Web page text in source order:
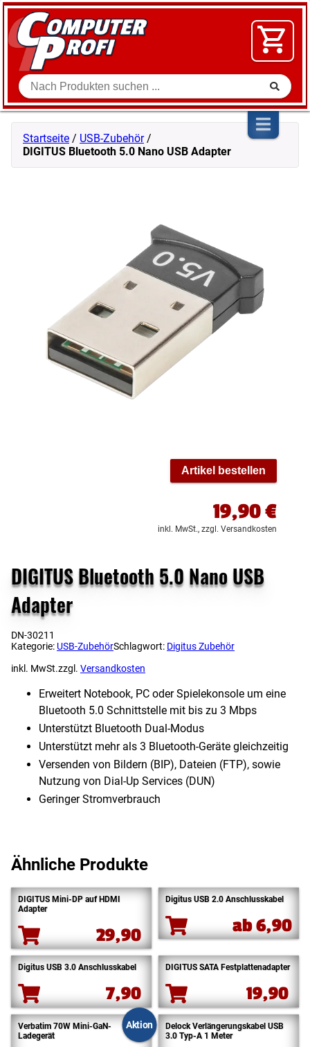
Zum Inhalt springen
Suche
SOFTWARE
VIDEO
SHOP
Startseite / USB-Zubehör/
DIGITUS Bluetooth 5.0 Nano USB Adapter
Artikel bestellen
19,90€
inkl. MwSt., zzgl. Versandkosten
DIGITUS Bluetooth 5.0 Nano USB
Adapter
DN-30211
Kategorie: USB-ZubehörSchlagwort: Digitus Zubehör
inkl. MwSt.zzgl. Versandkosten
Erweitert Notebook, PC oder Spielekonsole um eine
Bluetooth 5.0 Schnittstelle mit bis zu 3 Mbps
Unterstützt Bluetooth Dual-Modus
Unterstützt mehr als 3 Bluetooth-Geräte gleichzeitig
Versenden von Bildern (BIP), Dateien (FTP), sowie
Nutzung von Dial-Up Services (DUN)
Geringer Stromverbrauch
Ähnliche Produkte
DIGITUS Mini-DP auf HDMI
Adapter
29,90
Digitus USB 2.0 Anschlusskabel
ab6,90
Digitus USB 3.0 Anschlusskabel
7,90
DIGITUS SATA Festplattenadapter
19,90
Aktion
Verbatim 70W Mini-GaN-
Ladegerät
Delock Verlängerungskabel USB
3.0 Typ-A 1 Meter